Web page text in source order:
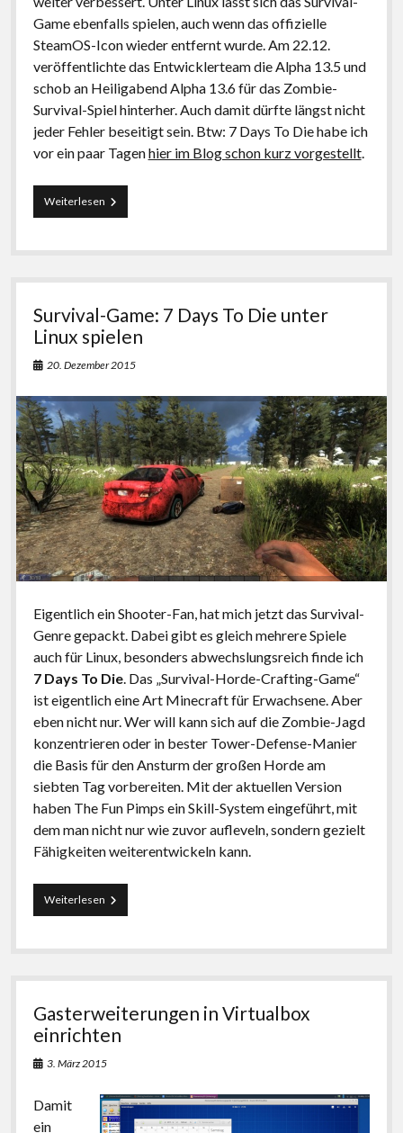
Game ebenfalls spielen, auch wenn das offizielle
SteamOS-Icon wieder entfernt wurde. Am 22.12.
veröffentlichte das Entwicklerteam die Alpha 13.5 und
schob an Heiligabend Alpha 13.6 für das Zombie-
Survival-Spiel hinterher. Auch damit dürfte längst nicht
jeder Fehler beseitigt sein. Btw: 7 Days To Die habe ich
vor ein paar Tagenhier im Blog schon kurz vorgestellt.
Weiterlesen7
Days
Die:
mit
Access
Survival-Game: 7 Days To Die unter
Linux spielen
20. Dezember 2015
Eigentlich ein Shooter-Fan, hat mich jetzt das Survival-
Genre gepackt. Dabei gibt es gleich mehrere Spiele
auch für Linux, besonders abwechslungsreich finde ich
7 Days To Die. Das „Survival-Horde-Crafting-Game“
ist eigentlich eine Art Minecraft für Erwachsene. Aber
eben nicht nur. Wer will kann sich auf die Zombie-Jagd
konzentrieren oder in bester Tower-Defense-Manier
die Basis für den Ansturm der großen Horde am
siebten Tag vorbereiten. Mit der aktuellen Version
haben The Fun Pimps ein Skill-System eingeführt, mit
dem man nicht nur wie zuvor aufleveln, sondern gezielt
Fähigkeiten weiterentwickeln kann.
WeiterlesenSurvival-
Game:
Days
Die
Linux
Gasterweiterungen in Virtualbox
einrichten
3. März 2015
Damit
ein